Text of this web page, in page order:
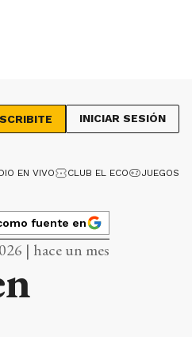
INICIAR SESIÓN
EN VIVO CLUB EL ECO JUEGOS
fuente en
| hace un mes